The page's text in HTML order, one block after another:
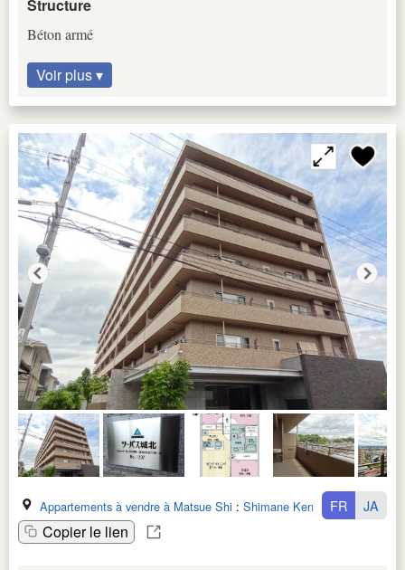
Structure
Béton armé
Voir plus ▾
Appartements à vendre à Matsue Shi : Shimane Ken
Copier le lien
FR JA